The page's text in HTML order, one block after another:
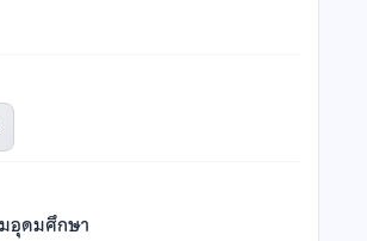
มอุดมศึกษา